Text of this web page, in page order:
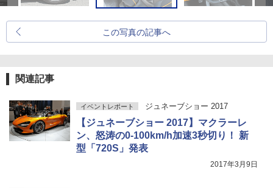
この写真の記事へ
関連記事
イベントレポート ジュネーブショー 2017
【ジュネーブショー 2017】マクラーレ
ン、怒涛の0-100km/h加速3秒切り！ 新
型「720S」発表
2017年3月9日